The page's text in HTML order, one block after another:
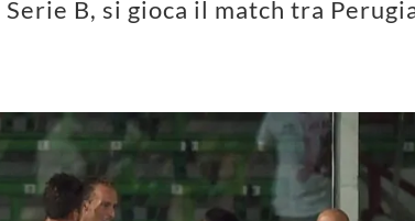
B, si gioca il match tra